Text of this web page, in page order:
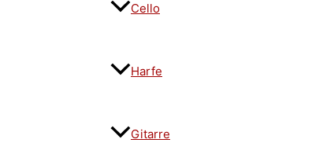
Cello
Harfe
Gitarre